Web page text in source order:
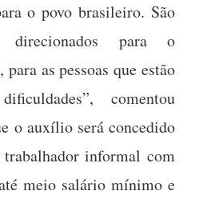
o povo brasileiro. São
direcionados para o
as pessoas que estão
comentou
o auxílio será concedido
informal com
meio salário mínimo e